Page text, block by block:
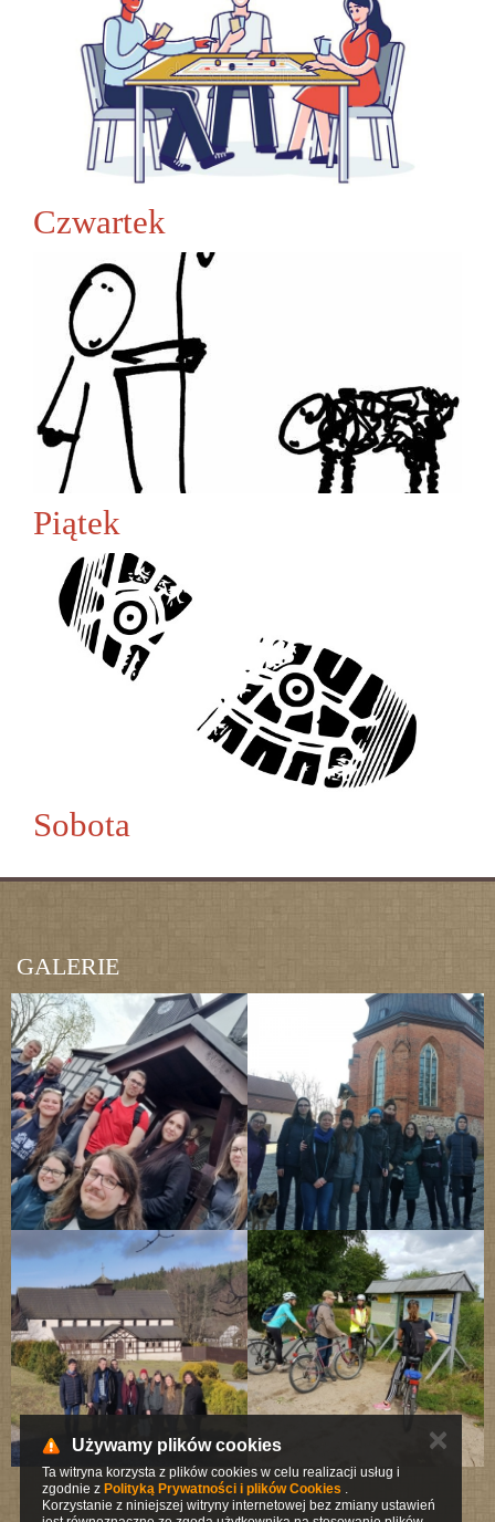
Czwartek
Piątek
Sobota
GALERIE
Używamy plików cookies
Ta witryna korzysta z plików cookies w celu realizacji usług i
zgodnie z Polityką Prywatności i plików Cookies .
Korzystanie z niniejszej witryny internetowej bez zmiany ustawień
✕